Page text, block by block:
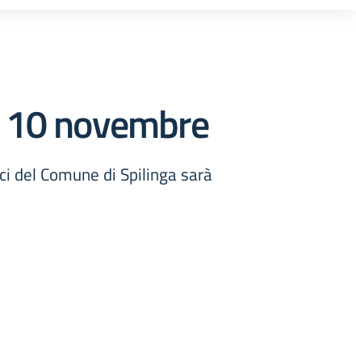
novembre
del Comune di Spilinga sarà